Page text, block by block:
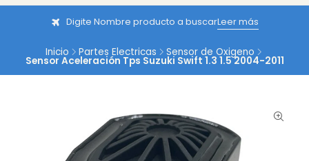
Digite Nombre producto a buscarLeer más
Inicio Partes Electricas Sensor de Oxigeno
Sensor Aceleración Tps Suzuki Swift 1.3 1.5 2004-2011